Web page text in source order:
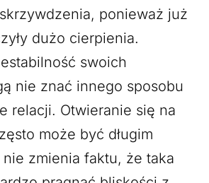
ponieważ już
dużo cierpienia.
swoich
nie znać innego sposobu
relacji. Otwieranie się na
może być długim
zmienia faktu, że taka